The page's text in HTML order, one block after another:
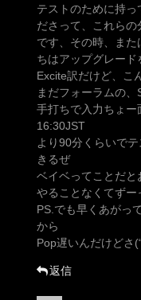
テストのために持っ
ださって、これら
です、その時、ま
ちはアップグレード
Excite訳だけど、こ
まだフォーラムの、
手打ちで入力ちょ
16:30JST
より90分くらいで
きるぜ
ベイベってことだと
やることなくてずー
PS.でも早くあがっ
から
Pop遅いんだけどさ
返信